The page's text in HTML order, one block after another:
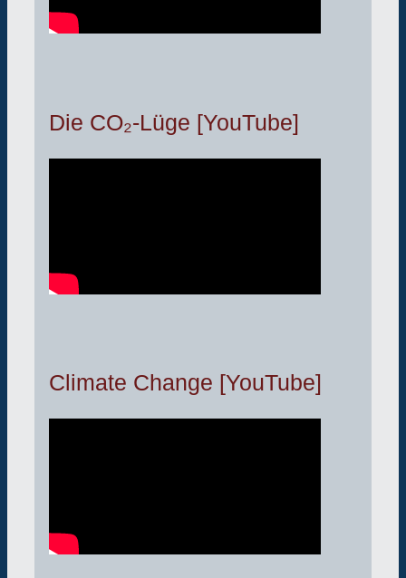
Die CO₂-Lüge [YouTube]
Climate Change [YouTube]